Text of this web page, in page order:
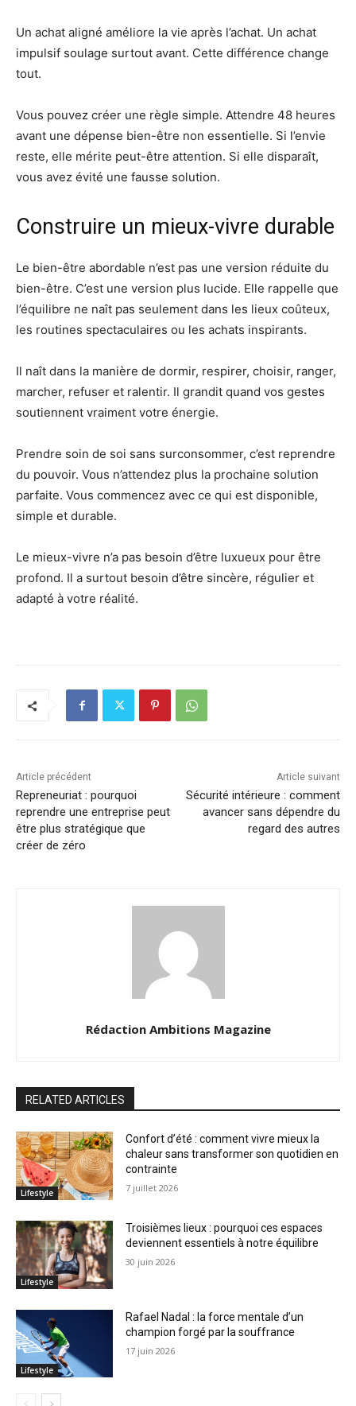
Un achat aligné améliore la vie après l’achat. Un achat
impulsif soulage surtout avant. Cette différence change
tout.
Vous pouvez créer une règle simple. Attendre 48 heures
avant une dépense bien-être non essentielle. Si l’envie
reste, elle mérite peut-être attention. Si elle disparaît,
vous avez évité une fausse solution.
Construire un mieux-vivre durable
Le bien-être abordable n’est pas une version réduite du
bien-être. C’est une version plus lucide. Elle rappelle que
l’équilibre ne naît pas seulement dans les lieux coûteux,
les routines spectaculaires ou les achats inspirants.
Il naît dans la manière de dormir, respirer, choisir, ranger,
marcher, refuser et ralentir. Il grandit quand vos gestes
soutiennent vraiment votre énergie.
Prendre soin de soi sans surconsommer, c’est reprendre
du pouvoir. Vous n’attendez plus la prochaine solution
parfaite. Vous commencez avec ce qui est disponible,
simple et durable.
Le mieux-vivre n’a pas besoin d’être luxueux pour être
profond. Il a surtout besoin d’être sincère, régulier et
adapté à votre réalité.
Article précédent
Repreneuriat : pourquoi
reprendre une entreprise peut
être plus stratégique que
créer de zéro
Article suivant
Sécurité intérieure : comment
avancer sans dépendre du
regard des autres
Rédaction Ambitions Magazine
RELATED ARTICLES
Lifestyle
Confort d’été : comment vivre mieux la
chaleur sans transformer son quotidien en
contrainte
7 juillet 2026
Lifestyle
Troisièmes lieux : pourquoi ces espaces
deviennent essentiels à notre équilibre
30 juin 2026
Lifestyle
Rafael Nadal : la force mentale d’un
champion forgé par la souffrance
17 juin 2026